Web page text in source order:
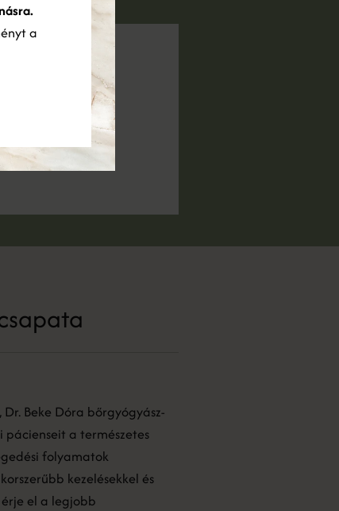
Beke Dóra bőrgyógyász-
pácienseit a természetes
folyamatok
kezelésekkel és
el a legjobb
a